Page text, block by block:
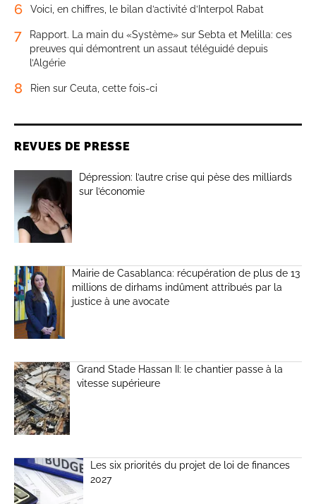
6 Voici, en chiffres, le bilan d’activité d’Interpol Rabat
7
Rapport. La main du «Système» sur Sebta et Melilla: ces
preuves qui démontrent un assaut téléguidé depuis
l’Algérie
8 Rien sur Ceuta, cette fois-ci
REVUES DE PRESSE
Dépression: l’autre crise qui pèse des milliards
sur l’économie
Mairie de Casablanca: récupération de plus de 13
millions de dirhams indûment attribués par la
justice à une avocate
Grand Stade Hassan II: le chantier passe à la
vitesse supérieure
Les six priorités du projet de loi de finances
2027